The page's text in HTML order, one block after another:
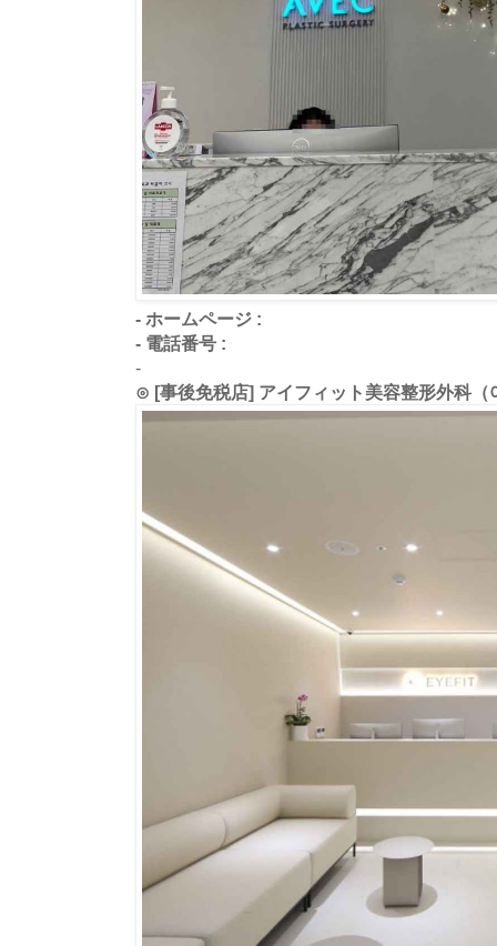
- ホームページ :
- 電話番号 :
-
⊙ [事後免税店] アイフィット美容整形外科（